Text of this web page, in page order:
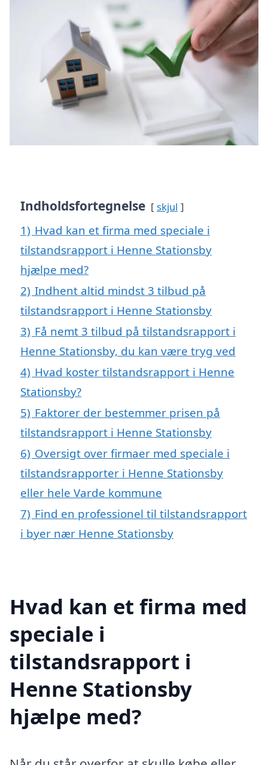
Indholdsfortegnelse skjul
1) Hvad kan et firma med speciale i
tilstandsrapport i Henne Stationsby
hjælpe med?
2) Indhent altid mindst 3 tilbud på
tilstandsrapport i Henne Stationsby
3) Få nemt 3 tilbud på tilstandsrapport i
Henne Stationsby, du kan være tryg ved
4) Hvad koster tilstandsrapport i Henne
Stationsby?
5) Faktorer der bestemmer prisen på
tilstandsrapport i Henne Stationsby
6) Oversigt over firmaer med speciale i
tilstandsrapporter i Henne Stationsby
eller hele Varde kommune
7) Find en professionel til tilstandsrapport
i byer nær Henne Stationsby
Hvad kan et firma med
speciale i
tilstandsrapport i
Henne Stationsby
hjælpe med?